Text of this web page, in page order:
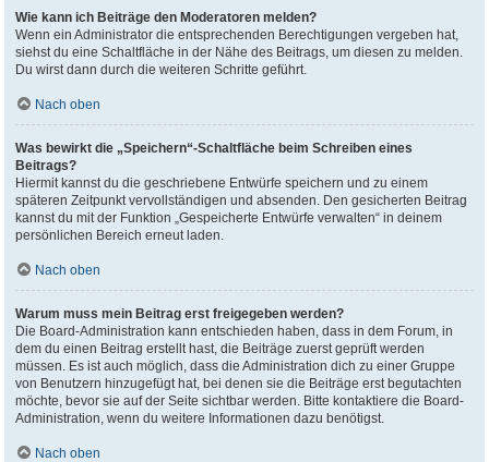
Wie kann ich Beiträge den Moderatoren melden?
Wenn ein Administrator die entsprechenden Berechtigungen vergeben hat,
siehst du eine Schaltfläche in der Nähe des Beitrags, um diesen zu melden.
Du wirst dann durch die weiteren Schritte geführt.
Nach oben
Was bewirkt die „Speichern“-Schaltfläche beim Schreiben eines
Beitrags?
Hiermit kannst du die geschriebene Entwürfe speichern und zu einem
späteren Zeitpunkt vervollständigen und absenden. Den gesicherten Beitrag
kannst du mit der Funktion „Gespeicherte Entwürfe verwalten“ in deinem
persönlichen Bereich erneut laden.
Nach oben
Warum muss mein Beitrag erst freigegeben werden?
Die Board-Administration kann entschieden haben, dass in dem Forum, in
dem du einen Beitrag erstellt hast, die Beiträge zuerst geprüft werden
müssen. Es ist auch möglich, dass die Administration dich zu einer Gruppe
von Benutzern hinzugefügt hat, bei denen sie die Beiträge erst begutachten
möchte, bevor sie auf der Seite sichtbar werden. Bitte kontaktiere die Board-
Administration, wenn du weitere Informationen dazu benötigst.
Nach oben